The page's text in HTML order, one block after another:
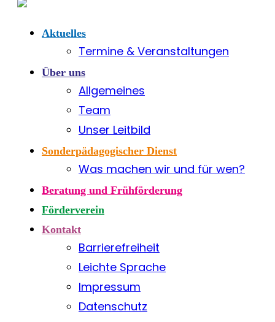
Aktuelles
Termine & Veranstaltungen
Über uns
Allgemeines
Team
Unser Leitbild
Sonderpädagogischer Dienst
Was machen wir und für wen?
Beratung und Frühförderung
Förderverein
Kontakt
Barrierefreiheit
Leichte Sprache
Impressum
Datenschutz